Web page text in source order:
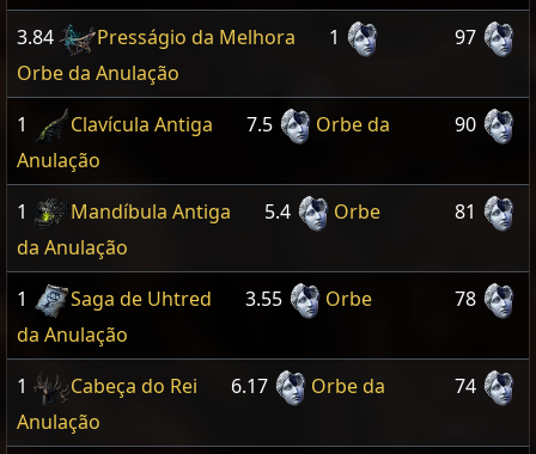
3.84 Presságio da Melhora
1
Orbe da Anulação
97
1 Clavícula Antiga 7.5
Orbe da
Anulação
90
1 Mandíbula Antiga 5.4
Orbe
da Anulação
81
1 Saga de Uhtred 3.55
Orbe
da Anulação
78
1 Cabeça do Rei 6.17
Orbe da
Anulação
74